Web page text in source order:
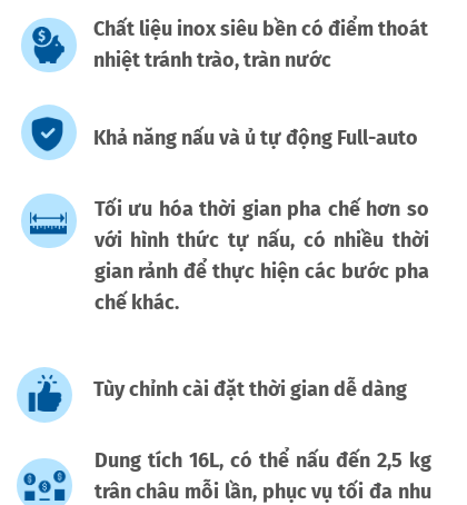
Chất liệu inox siêu bền có điểm thoát
nhiệt tránh trào, tràn nước
Khả năng nấu và ủ tự động Full-auto
Tối ưu hóa thời gian pha chế hơn so
với hình thức tự nấu, có nhiều thời
gian rảnh để thực hiện các bước pha
chế khác.
Tùy chỉnh cài đặt thời gian dễ dàng
Dung tích 16L, có thể nấu đến 2,5 kg
trân châu mỗi lần, phục vụ tối đa nhu